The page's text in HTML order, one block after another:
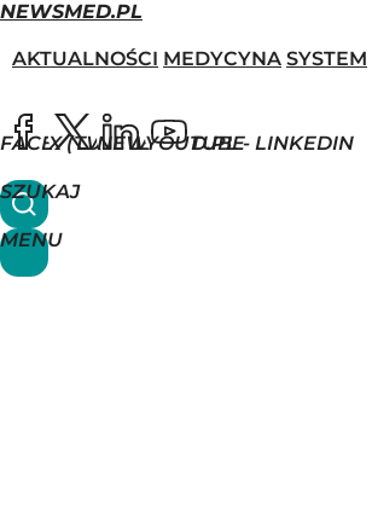
NEWSMED.PL
AKTUALNOŚCI MEDYCYNA SYSTEM
FACEBOOK
X (TWITTER)
NEWSMED.PL - LINKEDIN
YOUTUBE
SZUKAJ
MENU